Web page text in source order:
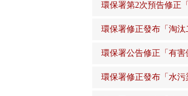
環保署第2次預告修正
環保署修正發布「淘
環保署公告修正「有
環保署修正發布「水